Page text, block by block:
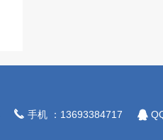
 手机 ：13693384717 